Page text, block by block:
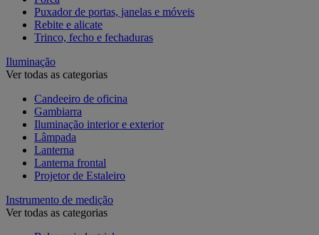
Puxador de portas, janelas e móveis
Rebite e alicate
Trinco, fecho e fechaduras
Iluminação
Ver todas as categorias
Candeeiro de oficina
Gambiarra
Iluminação interior e exterior
Lâmpada
Lanterna
Lanterna frontal
Projetor de Estaleiro
Instrumento de medição
Ver todas as categorias